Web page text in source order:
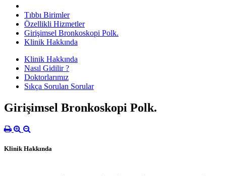
Tıbbı Birimler
Özellikli Hizmetler
Girişimsel Bronkoskopi Polk.
Klinik Hakkında
Klinik Hakkında
Nasıl Gidilir ?
Doktorlarımız
Sıkça Sorulan Sorular
Girişimsel Bronkoskopi Polk.
Klinik Hakkında